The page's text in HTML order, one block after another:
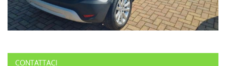
CONTATTACI